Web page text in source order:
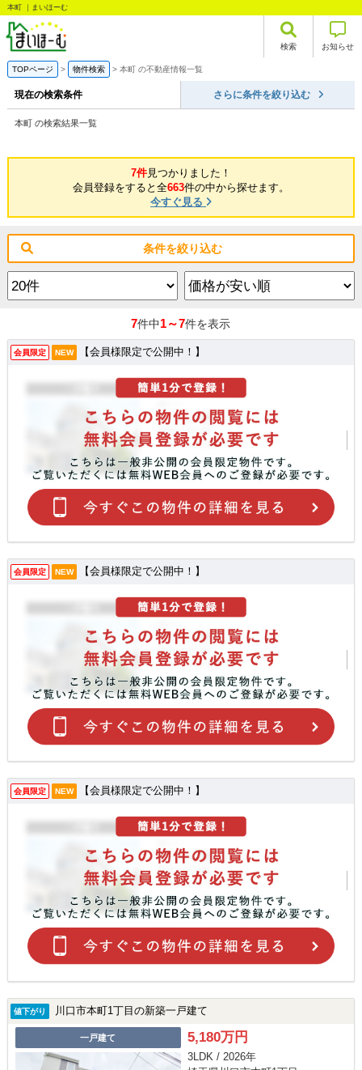
本町 ｜まいほーむ
検索 お知らせ
TOPページ 物件検索 本町 の不動産情報一覧
現在の検索条件 さらに条件を絞り込む
本町 の検索結果一覧
7件見つかりました！
会員登録をすると全663件の中から探せます。
今すぐ見る
条件を絞り込む
7件中1～7件を表示
会員限定 NEW 【会員様限定で公開中！】
会員限定 NEW 【会員様限定で公開中！】
会員限定 NEW 【会員様限定で公開中！】
値下がり 川口市本町1丁目の新築一戸建て
一戸建て 5,180万円
3LDK / 2026年